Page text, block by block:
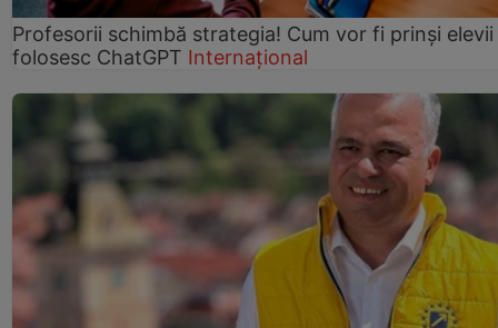
Profesorii schimbă strategia! Cum vor fi prinși elevii
folosesc ChatGPT Internațional